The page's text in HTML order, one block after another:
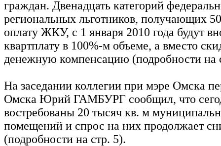
граждан. Двенадцать категорий
региональных льготников, получающих
оплату ЖКУ, с 1 января 2010 года будут
квартплату в 100%-м объеме, а вместо
денежную компенсацию (подробности на
На заседании коллегии при мэре Омска
Омска Юрий ГАМБУРГ сообщил, что
востребованы 20 тысяч кв. м
помещений и спрос на них продолжает
(подробности на стр. 5).